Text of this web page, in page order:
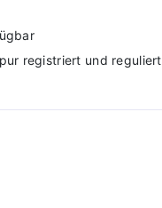
registriert und reguliert